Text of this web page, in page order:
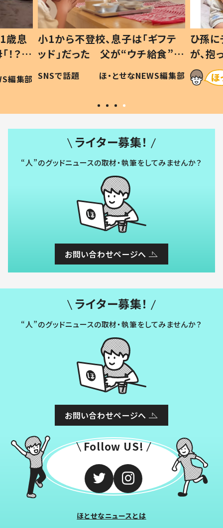
歳息
？」
編集部
小1から不登校、息子は「ギフテ
ッド」だった 父が“ウチ給食”を
作り続ける理由とは #令和の親
#令和の子
SNSで話題 ほ・とせなNEWS編集部
ひ孫
が、
「涙が
い」
ライター募集！
“人”のグッドニュースの取材・執筆をしてみませんか？
お問い合わせページへ
ライター募集！
“人”のグッドニュースの取材・執筆をしてみませんか？
お問い合わせページへ
Follow US!
ほとせなニュースとは